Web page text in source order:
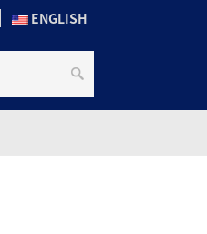
ENGLISH